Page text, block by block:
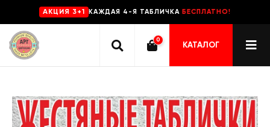
AKЦИЯ 3+1 КАЖДАЯ 4-Я ТАБЛИЧКА БЕСПЛАТНО!
0
КАТАЛОГ